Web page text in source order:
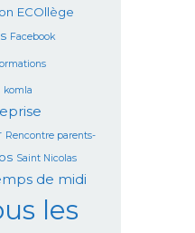
ECOllège
Facebook
komla
Rencontre parents-
Saint Nicolas
de midi
les